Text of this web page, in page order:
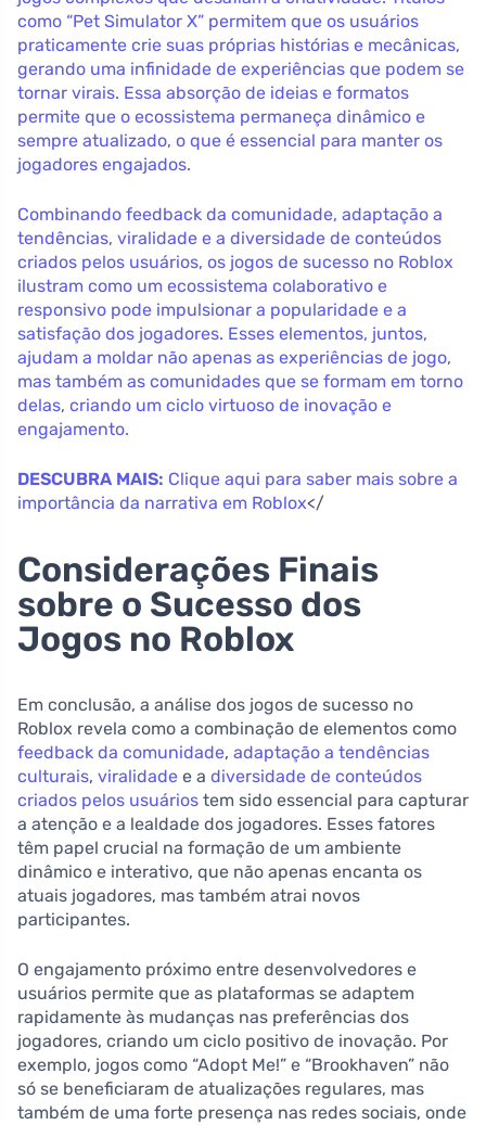
como “Pet Simulator X” permitem que os usuários
praticamente crie suas próprias histórias e mecânicas,
gerando uma infinidade de experiências que podem se
tornar virais. Essa absorção de ideias e formatos
permite que o ecossistema permaneça dinâmico e
sempre atualizado, o que é essencial para manter os
jogadores engajados.
Combinando feedback da comunidade, adaptação a
tendências, viralidade e a diversidade de conteúdos
criados pelos usuários, os jogos de sucesso no Roblox
ilustram como um ecossistema colaborativo e
responsivo pode impulsionar a popularidade e a
satisfação dos jogadores. Esses elementos, juntos,
ajudam a moldar não apenas as experiências de jogo,
mas também as comunidades que se formam em torno
delas, criando um ciclo virtuoso de inovação e
engajamento.
DESCUBRA MAIS: Clique aqui para saber mais sobre a
importância da narrativa em Roblox</
Considerações Finais
sobre o Sucesso dos
Jogos no Roblox
Em conclusão, a análise dos jogos de sucesso no
Roblox revela como a combinação de elementos como
feedback da comunidade, adaptação a tendências
culturais, viralidade e a diversidade de conteúdos
criados pelos usuários tem sido essencial para capturar
a atenção e a lealdade dos jogadores. Esses fatores
têm papel crucial na formação de um ambiente
dinâmico e interativo, que não apenas encanta os
atuais jogadores, mas também atrai novos
participantes.
O engajamento próximo entre desenvolvedores e
usuários permite que as plataformas se adaptem
rapidamente às mudanças nas preferências dos
jogadores, criando um ciclo positivo de inovação. Por
exemplo, jogos como “Adopt Me!” e “Brookhaven” não
só se beneficiaram de atualizações regulares, mas
também de uma forte presença nas redes sociais, onde